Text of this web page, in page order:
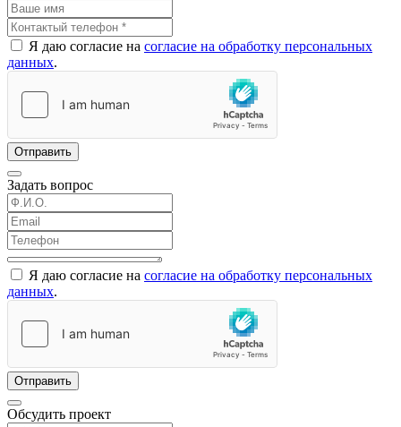
Я даю согласие на согласие на обработку персональных
данных.
Отправить
Задать вопрос
Я даю согласие на согласие на обработку персональных
данных.
Отправить
Обсудить проект